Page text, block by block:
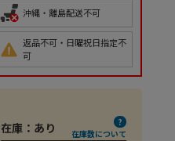
沖縄・離島配送不可
返品不可・日曜祝日指定不
可
在庫： あり 在庫数について